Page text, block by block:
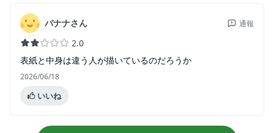
バナナさん 通報
2.0
表紙と中身は違う人が描いているのだろうか
2026/06/18
いいね